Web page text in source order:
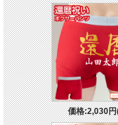
価格:2,030